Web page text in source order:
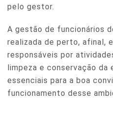
pelo gestor.
A gestão de funcionários
realizada de perto, afinal,
responsáveis por
limpeza e conservação da
essenciais para a boa
funcionamento desse